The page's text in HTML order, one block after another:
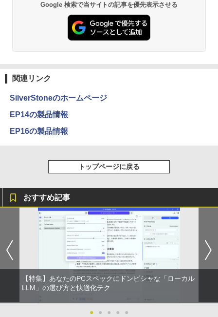
90日保障 いまさらですが WINDOWS X
P搭載 XPなら最強レベル 富士通 FM
V-A561/572 高速CPU Core I5 2.50G W
e2019 搭載 ノートパソコン 訳あり Let's
note レビュー投稿で180日保証
￥26,800
レビュー投稿 5年保証｜MS Office 2024
H&B 搭載｜中古ノートパソコン Windo
ws11 Office付｜テンキー DVD 搭載｜C
ore i5 第7世代 メモリ 8GB SSD 256GB
｜店長厳選 Lenovo ThinkPad 15.6型 Bl
uetooth Wi-Fi 無線｜中古 パソコン 中古
PC Word Excel
￥29,800
￥12,342
【送料無料】ハヤブサ消防団 〔2〕／池
井戸潤
￥2,200
最強宮廷指南役のおっさん、追放された
僻地で無双する〜幻となった種族の美少
ク） ： 5 【電子書籍】[ 咲宮まふ ]
Anker Soundcore P40i オフホワイト
￥7,990
軽量 ブルートゥースHi-Fi 最大36時間再生 ぶ
るーとゅーす コードレス ENCノイズキャン
セリング 自動ペアリング Type-C充電 マイク
付き 防水 タッチ式音量調整 スポーツ/通勤/通
学/WEB会議(ホワイト)
￥1,964
Xiaomi シャオミ REDMI Buds 8 Lite ワイヤ
リング ANC 36時間再生
BRUCE WAYNE feat. Flo Milli, ATL Jacob
[Explicit]
￥250
￥250
￥250
On My Road (Stadium ver.)
￥250
by Amazon 天然水 ラベルレス 500ml ×24本
富士山の天然水 バナジウム含有 水 ミネラル
ウォーター ペットボトル 静岡県産 500ミリリ
ットル (Smart Basic)
￥1,380
￥1,625
￥1,117
【Amazon.co.jp限定】 伊藤園 磨かれて、澄
みきった日本の水 2L 8本 ラベルレス [ ケース
] [ 水 ] [ ペットボトル ] [ 箱買い ] [ ストック
] [ 水分補給 ]
薬屋のひとりごと 17巻 (デジタル版ビッグガ
ンガンコミックス)
￥770
￥832
￥572
スーパーの裏でヤニ吸うふたり 9巻 (デジタル
版ビッグガンガンコミックス)
￥810
Google 検索で当サイトの記事を優先表示させる
関連リンク
SilverStoneのホームページ
EP14の製品情報
EP16の製品情報
トップページに戻る
おすすめ記事
【特集】あなたのPCスペックにドンピシャな「ローカル
LLM」の選び方と快適化テク
● ● ● ● ●